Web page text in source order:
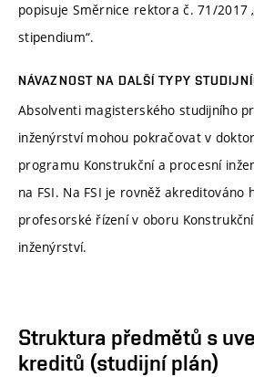
popisuje Směrnice rektora č. 71/2017
stipendium“.
NÁVAZNOST NA DALŠÍ TYPY
Absolventi magisterského studijního
inženýrství mohou pokračovat v
programu Konstrukční a procesní
na FSI. Na FSI je rovněž akreditováno
profesorské řízení v oboru
inženýrství.
Struktura předmětů s
kreditů (studijní plán)